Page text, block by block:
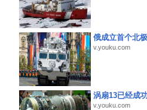
俄成立首个北
v.youku.com
涡扇13已经成
v.youku.com